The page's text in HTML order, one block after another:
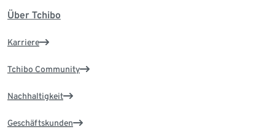
Über Tchibo
Karriere
Tchibo Community
Nachhaltigkeit
Geschäftskunden